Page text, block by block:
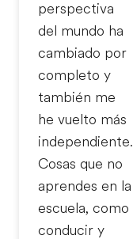
perspectiva
del mundo ha
cambiado por
completo y
también me
he vuelto más
independiente.
Cosas que no
aprendes en la
escuela, como
conducir y